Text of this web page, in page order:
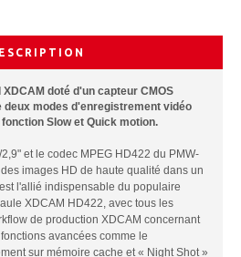
doté d'un capteur CMOS
deux modes d'enregistrement vidéo
Slow et Quick motion.
et le codec MPEG HD422 du PMW-
images HD de haute qualité dans un
est l'allié indispensable du populaire
XDCAM HD422, avec tous les
de production XDCAM concernant
avancées comme le
sur mémoire cache et « Night Shot »